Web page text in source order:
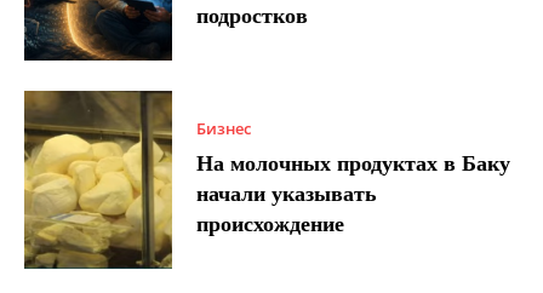
подростков
Бизнес
На молочных продуктах в Баку
начали указывать
происхождение